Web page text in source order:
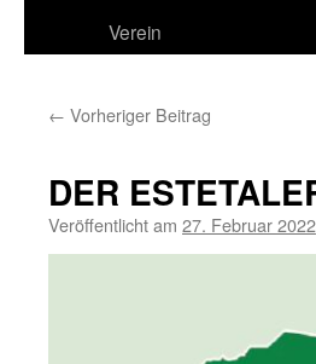
Verein
← Vorheriger Beitrag
DER
Veröffentlicht am 27. Februar 2022